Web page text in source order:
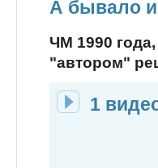
А бывало и
ЧМ 1990
"автором"
1